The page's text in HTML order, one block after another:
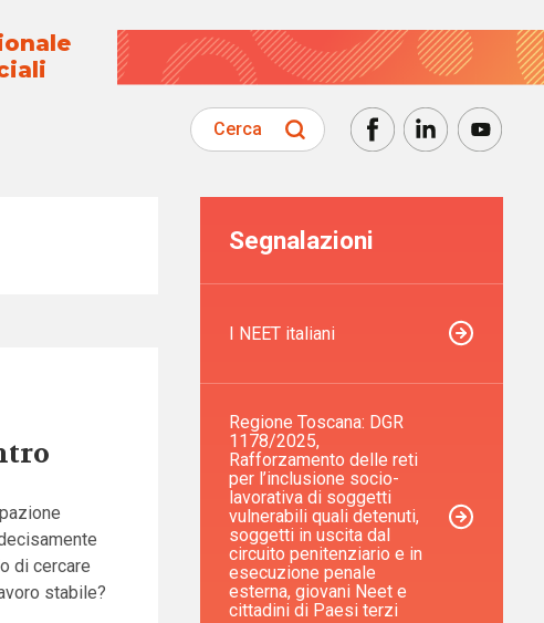
Cerca
di cercare
stabile?
Segnalazioni
I NEET italiani
Regione Toscana: DGR
1178/2025,
Rafforzamento delle reti
per l’inclusione socio-
lavorativa di soggetti
vulnerabili quali detenuti,
soggetti in uscita dal
circuito penitenziario e in
esecuzione penale
esterna, giovani Neet e
cittadini di Paesi terzi